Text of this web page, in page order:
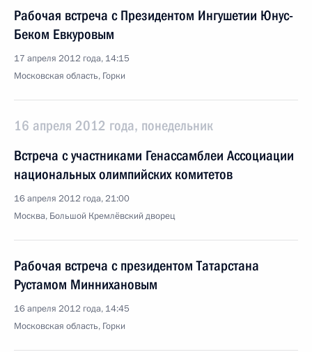
Рабочая встреча с Президентом Ингушетии Юнус-
Беком Евкуровым
17 апреля 2012 года, 14:15
Московская область, Горки
16 апреля 2012 года, понедельник
Встреча с участниками Генассамблеи Ассоциации
национальных олимпийских комитетов
16 апреля 2012 года, 21:00
Москва, Большой Кремлёвский дворец
Рабочая встреча с президентом Татарстана
Рустамом Миннихановым
16 апреля 2012 года, 14:45
Московская область, Горки